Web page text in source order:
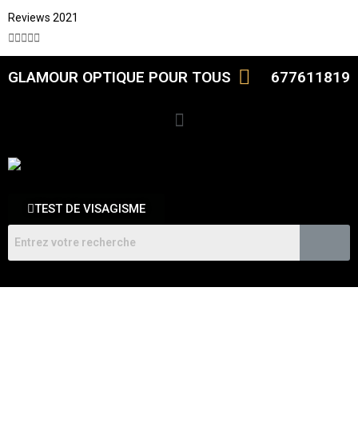
Reviews 2021

GLAMOUR OPTIQUE POUR TOUS 677611819
TEST DE VISAGISME